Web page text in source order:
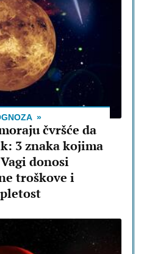
čvršće da
3 znaka kojima
donosi
troškove i